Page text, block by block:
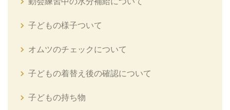
子どもの様子ついて
オムツのチェックについて
子どもの着替え後の確認について
子どもの持ち物